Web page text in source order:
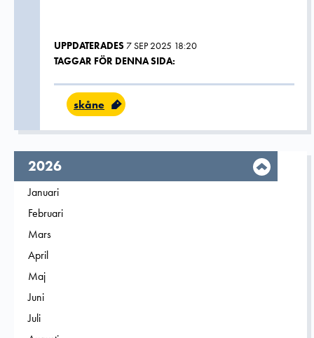
UPPDATERADES 7 SEP 2025 18:20
TAGGAR FÖR DENNA SIDA:
skåne
År,
2026
Filtrera på
Januari
Filtrera på
Februari
Filtrera på
Mars
Filtrera på
April
Filtrera på
Maj
Filtrera på
Juni
Filtrera på
Juli